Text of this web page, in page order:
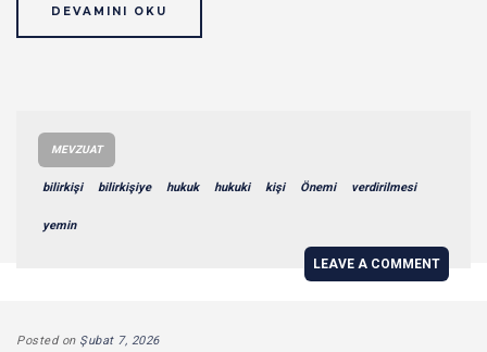
DEVAMINI OKU
MEVZUAT
bilirkişi bilirkişiye hukuk hukuki kişi Önemi verdirilmesi
yemin
LEAVE A COMMENT
Posted on Şubat 7, 2026